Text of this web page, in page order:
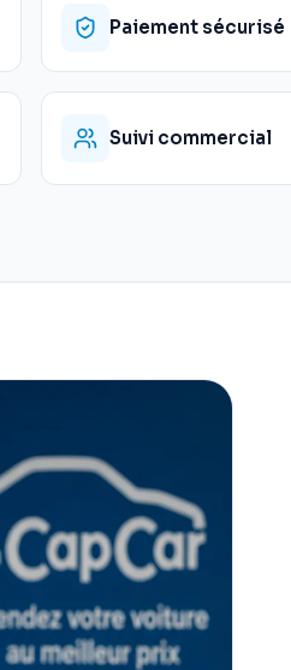
Paiement sécurisé
Suivi commercial